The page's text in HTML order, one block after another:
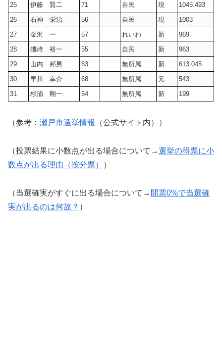
25
伊藤 賢二 71 自民 現
1045.493
26
石神 栄治 56 自民 現
1003
27
金沢 一 57 れいわ 新
969
28
磯崎 裕一 55 自民 新
963
29
山内 邦男 63 無所属 新
613.045
30
早川 幸介 68 無所属 元
543
31
杉浦 剛一 54 無所属 新 199
（参考： 瀬戸市選挙情報 （公式サイト内））
（投票結果に小数点が出る場合について→選挙の得票に小
数点が出る理由（按分票）
）
（当選確実がすぐに出る場合について→ 開票0%で当選確
実が出るのは何故？ ）